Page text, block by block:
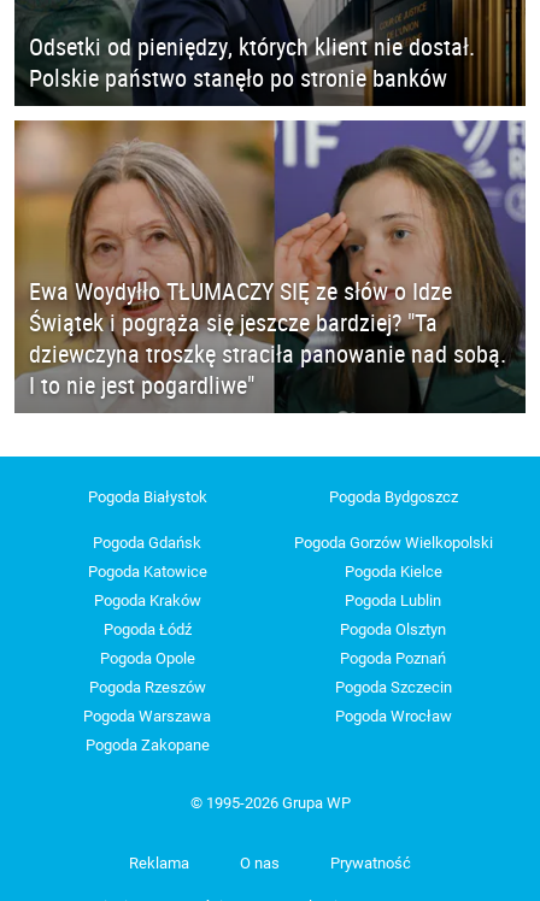
Odsetki od pieniędzy, których klient nie dostał.
Polskie państwo stanęło po stronie banków
Ewa Woydyłło TŁUMACZY SIĘ ze słów o Idze
Świątek i pogrąża się jeszcze bardziej? "Ta
dziewczyna troszkę straciła panowanie nad sobą.
I to nie jest pogardliwe"
Pogoda Białystok Pogoda Bydgoszcz
Pogoda Gdańsk
Pogoda Gorzów Wielkopolski
Pogoda Katowice
Pogoda Kielce
Pogoda Kraków
Pogoda Lublin
Pogoda Łódź
Pogoda Olsztyn
Pogoda Opole
Pogoda Poznań
Pogoda Rzeszów
Pogoda Szczecin
Pogoda Warszawa
Pogoda Wrocław
Pogoda Zakopane
© 1995-2026 Grupa WP
Reklama O nas Prywatność